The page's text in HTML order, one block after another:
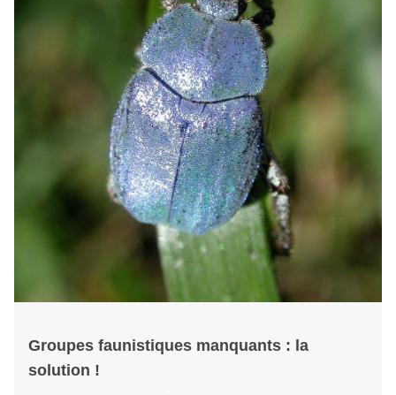
Groupes faunistiques manquants : la
solution !